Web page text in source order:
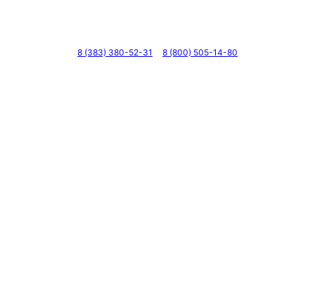
8 (383) 380-52-31 8 (800) 505-14-80